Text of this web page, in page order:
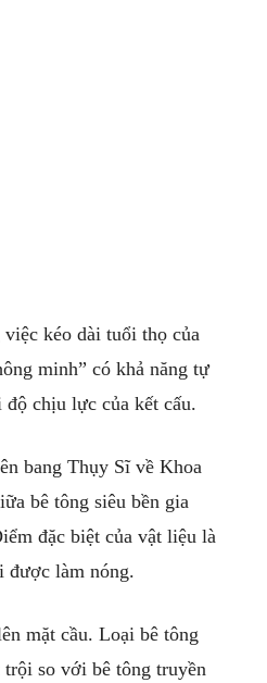
kéo dài tuổi thọ của
minh” có khả năng tự
chịu lực của kết cấu.
bang Thụy Sĩ về Khoa
bê tông siêu bền gia
đặc biệt của vật liệu là
được làm nóng.
mặt cầu. Loại bê tông
trội so với bê tông truyền